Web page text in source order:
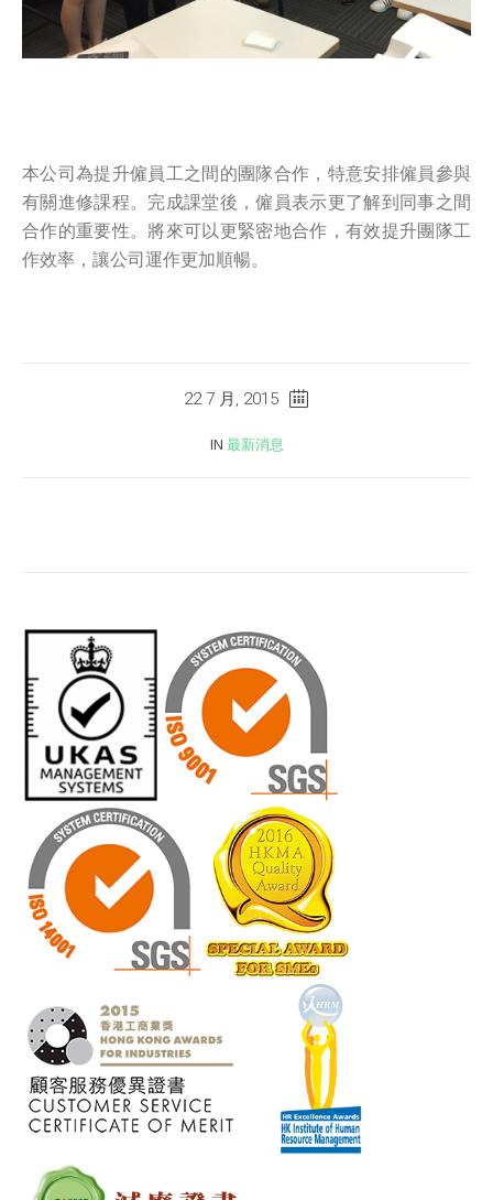
本公司為提升僱員工之間的團隊合作，特意安排僱員參與
有關進修課程。完成課堂後，僱員表示更了解到同事之間
合作的重要性。將來可以更緊密地合作，有效提升團隊工
作效率，讓公司運作更加順暢。
22 7 月, 2015
IN 最新消息